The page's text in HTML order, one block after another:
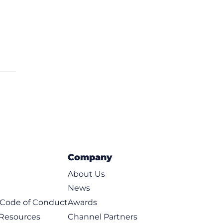
of Conduct
Company
About Us
News
Awards
Channel Partners